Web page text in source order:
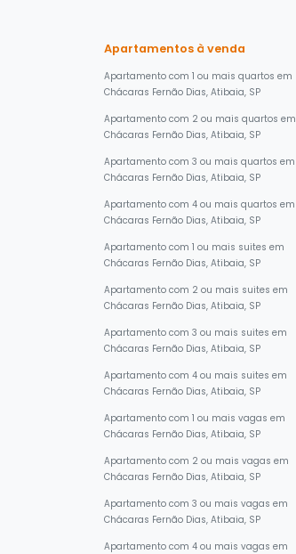
Apartamentos à venda
Apartamento com 1 ou mais quartos em
Chácaras Fernão Dias, Atibaia, SP
Apartamento com 2 ou mais quartos em
Chácaras Fernão Dias, Atibaia, SP
Apartamento com 3 ou mais quartos em
Chácaras Fernão Dias, Atibaia, SP
Apartamento com 4 ou mais quartos em
Chácaras Fernão Dias, Atibaia, SP
Apartamento com 1 ou mais suites em
Chácaras Fernão Dias, Atibaia, SP
Apartamento com 2 ou mais suites em
Chácaras Fernão Dias, Atibaia, SP
Apartamento com 3 ou mais suites em
Chácaras Fernão Dias, Atibaia, SP
Apartamento com 4 ou mais suites em
Chácaras Fernão Dias, Atibaia, SP
Apartamento com 1 ou mais vagas em
Chácaras Fernão Dias, Atibaia, SP
Apartamento com 2 ou mais vagas em
Chácaras Fernão Dias, Atibaia, SP
Apartamento com 3 ou mais vagas em
Chácaras Fernão Dias, Atibaia, SP
Apartamento com 4 ou mais vagas em